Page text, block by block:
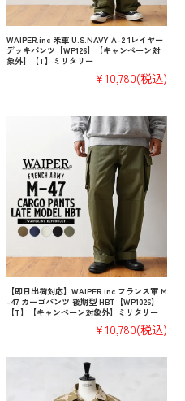
WAIPER.inc 米軍 U.S.NAVY A-2 1レイヤー
デッキパンツ【WP126】【キャンペーン対
象外】【T】ミリタリー
¥10,780(税込)
【即日出荷対応】WAIPER.inc フランス軍 M
-47 カーゴパンツ 後期型 HBT【WP1026】
【T】【キャンペーン対象外】ミリタリー
¥10,780(税込)